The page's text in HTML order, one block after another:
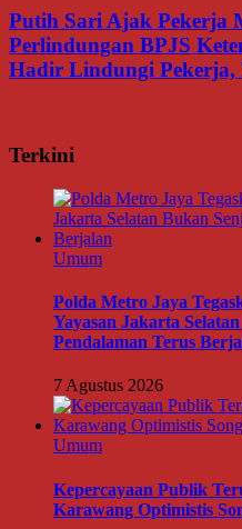
Putih Sari Ajak Pekerja
Perlindungan BPJS
Hadir Lindungi Pekerja,
Terkini
Umum
Polda Metro Jaya
Yayasan Jakarta
Pendalaman Terus
7 Agustus 2026
Umum
Kepercayaan Publik
Karawang Optimistis